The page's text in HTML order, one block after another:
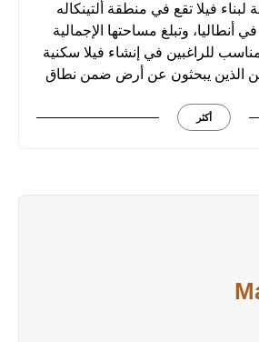
فيلا تقع في منطقة ألتينكاله
وتبلغ مساحتها الإجمالية
مناسب للراغبين في إنشاء فيلا سكنية
الذين يبحثون عن أرض ضمن نطاق
تحديد مساحة البناء وإطار
وقانوني.
أكثر